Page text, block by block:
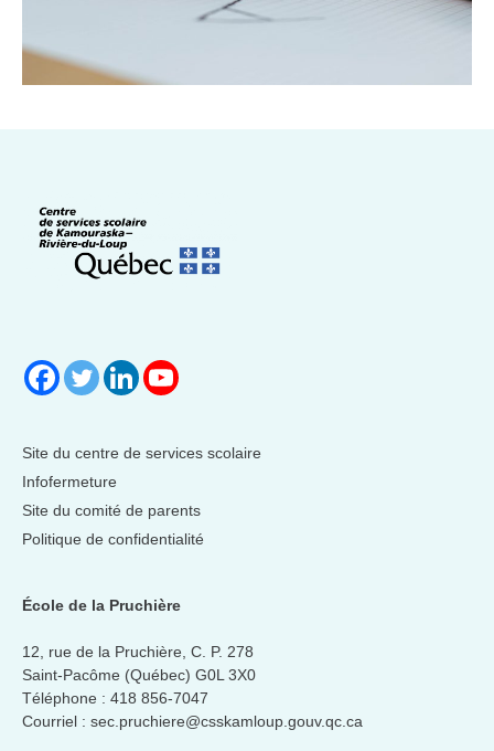
Site du centre de services scolaire
Infofermeture
Site du comité de parents
Politique de confidentialité
École de la Pruchière
12, rue de la Pruchière, C. P. 278
Saint-Pacôme (Québec) G0L 3X0
Téléphone : 418 856-7047
Courriel : sec.pruchiere@csskamloup.gouv.qc.ca